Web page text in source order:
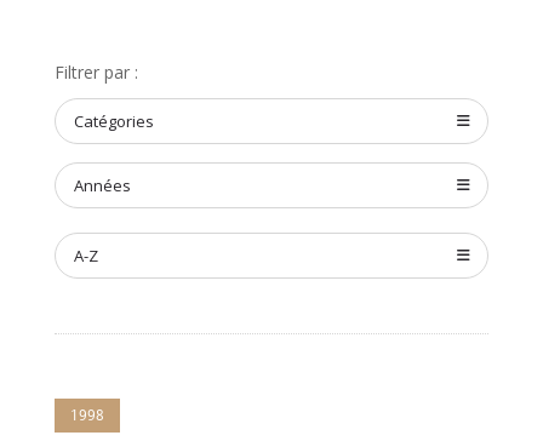
À
PROPOS
RENCONTRER
LES
MEMBRES
NOMINATION
CÉRÉMONIE
ANNUELLE
NOUVELLES
SOUTIEN
Filtrer par :
Catégories
Années
A-Z
1998